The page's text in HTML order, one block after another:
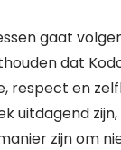
gaat
dat
respect en
uitdagend
zijn om